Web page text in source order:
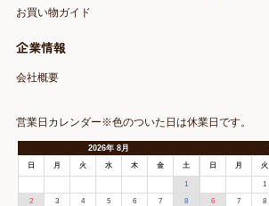
お買い物ガイド
企業情報
会社概要
営業日カレンダー※色のついた日は休業日です。
2026年 8月
日 月 火 水 木 金 土
1
2 3 4 5 6 7 8
日 月 火
1
6 7 8